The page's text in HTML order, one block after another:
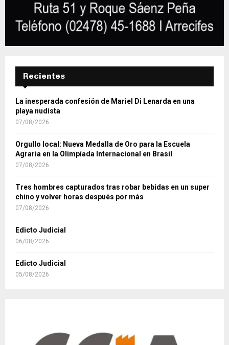
Recientes
La inesperada confesión de Mariel Di Lenarda en una
playa nudista
07/08/2026
Orgullo local: Nueva Medalla de Oro para la Escuela
Agraria en la Olimpíada Internacional en Brasil
07/08/2026
Tres hombres capturados tras robar bebidas en un super
chino y volver horas después por más
07/08/2026
Edicto Judicial
06/08/2026
Edicto Judicial
05/08/2026